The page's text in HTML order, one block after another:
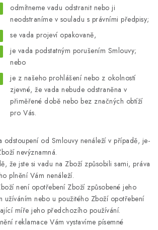
odmítneme vadu odstranit nebo ji
neodstraníme v souladu s právními předpisy;
se vada projeví opakovaně,
je vada podstatným porušením Smlouvy;
nebo
je z našeho prohlášení nebo z okolností
zjevné, že vada nebude odstraněna v
přiměřené době nebo bez značných obtíží
pro Vás.
odstoupení od Smlouvy nenáleží v případě, je-
nevýznamná.
že jste si vadu na Zboží způsobili sami, práva
plnění Vám nenáleží.
není opotřebení Zboží způsobené jeho
užíváním nebo u použitého Zboží opotřebení
míře jeho předchozího používání.
reklamace Vám vystavíme písemné